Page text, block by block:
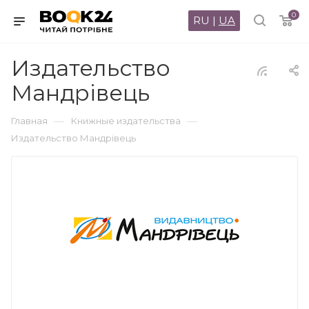
0
RU | UA
Издательство
Мандрівець
Главная — Книжные издательства —
Издательство Мандрівець